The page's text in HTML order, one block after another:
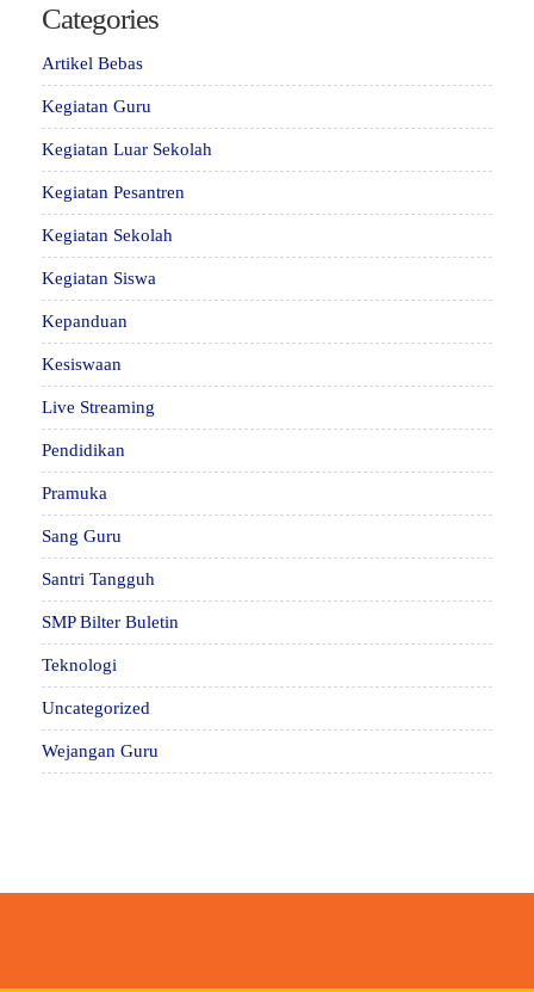
Categories
Artikel Bebas
Kegiatan Guru
Kegiatan Luar Sekolah
Kegiatan Pesantren
Kegiatan Sekolah
Kegiatan Siswa
Kepanduan
Kesiswaan
Live Streaming
Pendidikan
Pramuka
Sang Guru
Santri Tangguh
SMP Bilter Buletin
Teknologi
Uncategorized
Wejangan Guru